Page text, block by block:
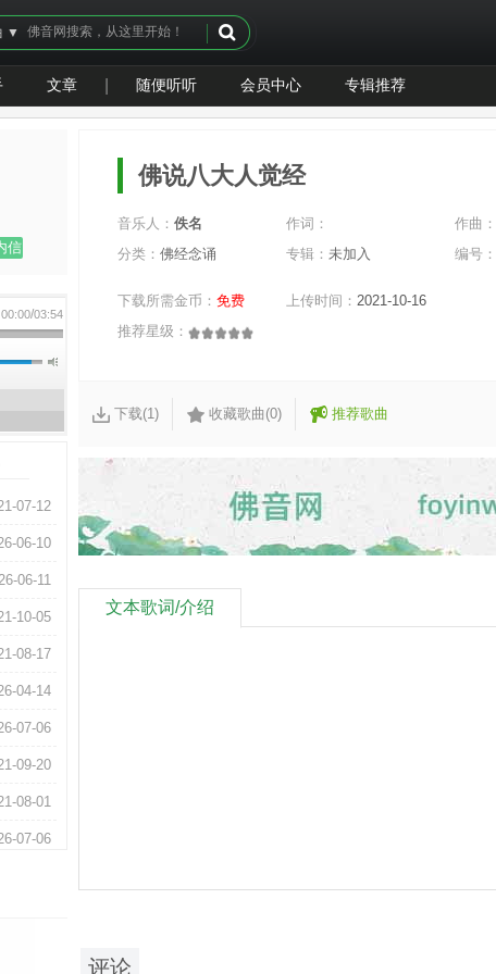
▼
文章 随便听听 会员中心 专辑推荐
佛说八大人觉经
音乐人： 佚名 作词：
作曲：
分类： 佛经念诵 专辑： 未加入 编号：
下载所需金币： 免费 上传时间： 2021-10-16
推荐星级：
下载(1) 收藏歌曲(0) 推荐歌曲
文本歌词/介绍
评论
信
00:00/03:54
07-12
06-10
06-11
10-05
08-17
04-14
07-06
09-20
08-01
07-06